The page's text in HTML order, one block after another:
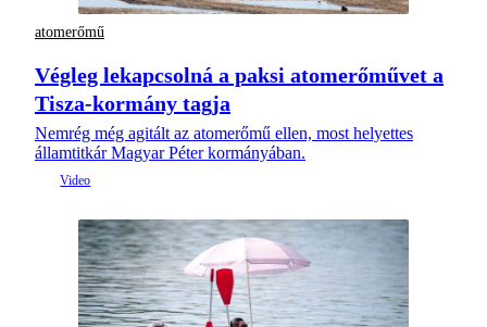
atomerőmű
Végleg lekapcsolná a paksi atomerőművet a
Tisza-kormány tagja
Nemrég még agitált az atomerőmű ellen, most helyettes
államtitkár Magyar Péter kormányában.